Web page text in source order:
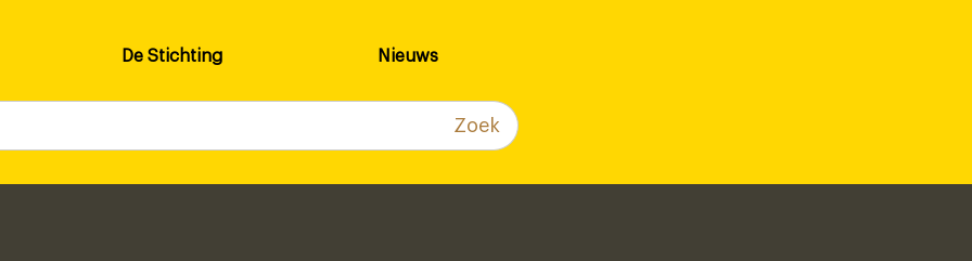
De Stichting Nieuws